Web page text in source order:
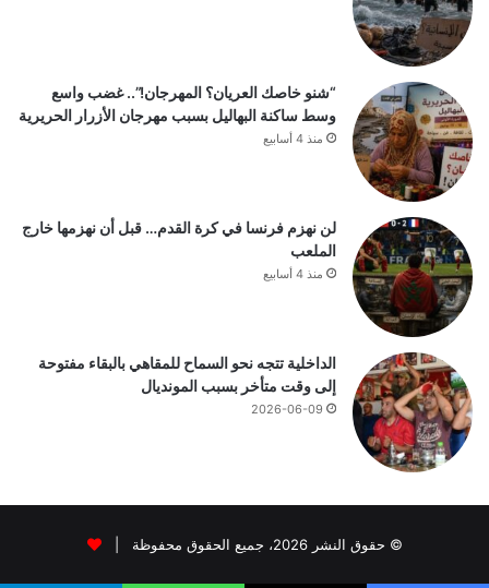
“شنو خاصك العريان؟ المهرجان!”.. غضب واسع
وسط ساكنة البهاليل بسبب مهرجان الأزرار الحريرية
منذ 4 أسابيع
لن نهزم فرنسا في كرة القدم… قبل أن نهزمها خارج
الملعب
منذ 4 أسابيع
الداخلية تتجه نحو السماح للمقاهي بالبقاء مفتوحة
إلى وقت متأخر بسبب المونديال
2026-06-09
© حقوق النشر 2026، جميع الحقوق محفوظة |